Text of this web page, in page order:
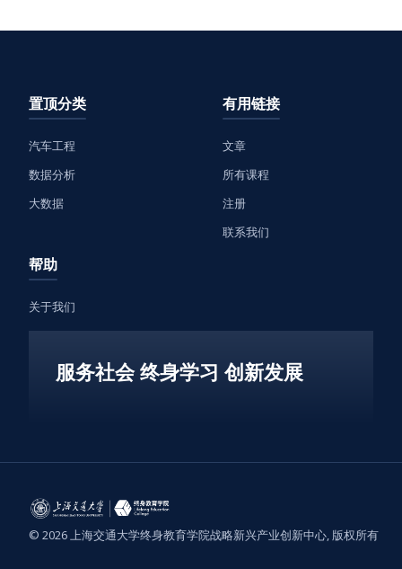
置顶分类
汽车工程
数据分析
大数据
有用链接
文章
所有课程
注册
联系我们
帮助
关于我们
服务社会 终身学习 创新发展
© 2026 上海交通大学终身教育学院战略新兴产业创新中心, 版权所有